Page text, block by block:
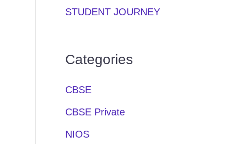
STUDENT JOURNEY
Categories
CBSE
CBSE Private
NIOS